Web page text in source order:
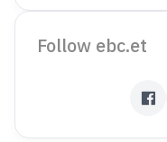
Follow ebc.et